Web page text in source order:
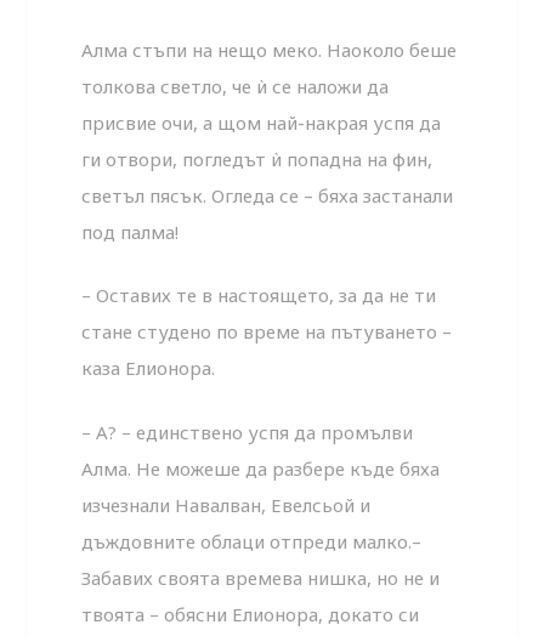
Алма стъпи на нещо меко. Наоколо беше
толкова светло, че ѝ се наложи да
присвие очи, а щом най-накрая успя да
ги отвори, погледът ѝ попадна на фин,
светъл пясък. Огледа се – бяха застанали
под палма!
– Оставих те в настоящето, за да не ти
стане студено по време на пътуването –
каза Елионора.
– А? – единствено успя да промълви
Алма. Не можеше да разбере къде бяха
изчезнали Навалван, Евелсьой и
дъждовните облаци отпреди малко.–
Забавих своята времева нишка, но не и
твоята – обясни Елионора, докато си